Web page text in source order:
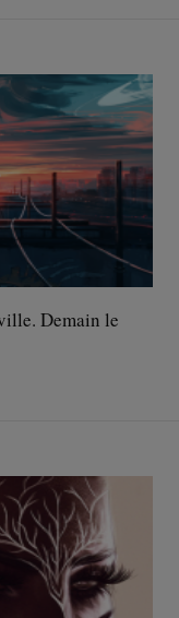
Demain le